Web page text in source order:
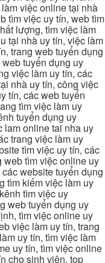
việc online tại nhà
tìm việc uy tín, web tìm
lượng, tìm việc làm
tại nhà uy tín, việc làm
trang web tuyển dụng
tuyển dụng uy
việc làm uy tín, các
nhà uy tín, công việc
tín, các web tuyển
tìm việc làm uy
tuyển dụng uy
lam online tai nha uy
trang việc làm uy
tìm việc uy tín, các
web tìm việc online uy
website tuyển dụng
tìm kiếm việc làm uy
tìm việc uy
web tuyển dụng uy
tìm việc online uy
việc làm uy tín, trang
uy tín, tìm việc làm
uy tín, tìm việc online
cho sinh viên, top